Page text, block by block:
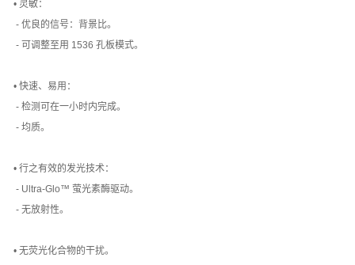
• 灵敏：
- 优良的信号：背景比。
- 可调整至用 1536 孔板模式。
• 快速、易用：
- 检测可在一小时内完成。
- 均质。
• 行之有效的发光技术：
- Ultra-Glo™ 萤光素酶驱动。
- 无放射性。
• 无荧光化合物的干扰。